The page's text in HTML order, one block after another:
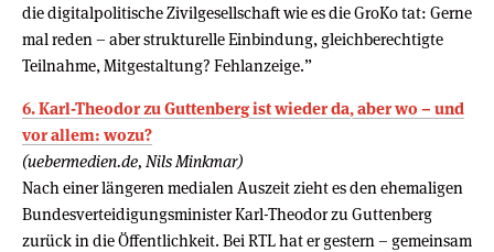
die digitalpolitische Zivilgesellschaft wie es die GroKo tat: Gerne
mal reden – aber strukturelle Einbindung, gleichberechtigte
Teilnahme, Mitgestaltung? Fehlanzeige.”
6. Karl-Theodor zu Guttenberg ist wieder da, aber wo – und
vor allem: wozu?
(uebermedien.de, Nils Minkmar)
Nach einer längeren medialen Auszeit zieht es den ehemaligen
Bundesverteidigungsminister Karl-Theodor zu Guttenberg
zurück in die Öffentlichkeit. Bei RTL hat er gestern – gemeinsam